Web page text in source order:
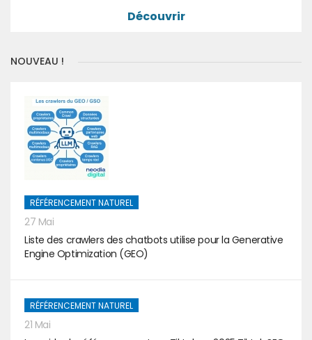
Découvrir
NOUVEAU !
RÉFÉRENCEMENT NATUREL
27 Mai
Liste des crawlers des chatbots utilise pour la Generative
Engine Optimization (GEO)
RÉFÉRENCEMENT NATUREL
21 Mai